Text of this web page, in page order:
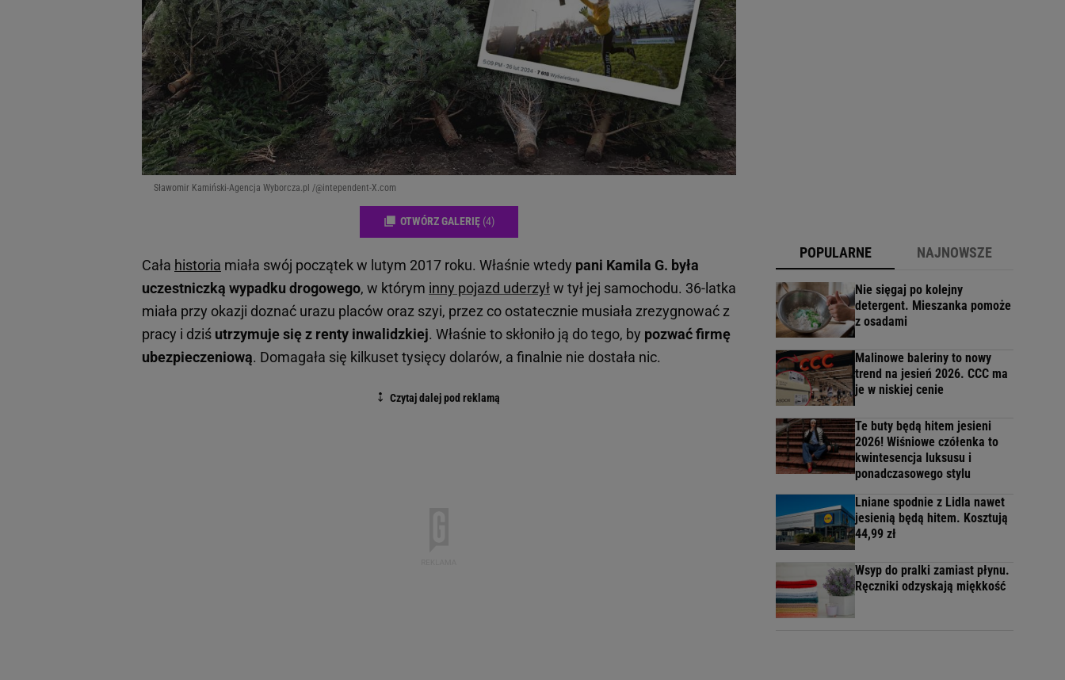
Sławomir Kamiński-Agencja Wyborcza.pl /@intependent-X.com
OTWÓRZ GALERIĘ (4)
Cała historia miała swój początek w lutym 2017 roku. Właśnie wtedy pani Kamila G. była
uczestniczką wypadku drogowego, w którym inny pojazd uderzyłw tył jej samochodu. 36-latka
miała przy okazji doznać urazu placów oraz szyi, przez co ostatecznie musiała zrezygnować z
pracy i dziś utrzymuje się z renty inwalidzkiej. Właśnie to skłoniło ją do tego, by pozwać firmę
ubezpieczeniową. Domagała się kilkuset tysięcy dolarów, a finalnie nie dostała nic.
POPULARNE NAJNOWSZE
Nie sięgaj po kolejny
detergent. Mieszanka pomoże
z osadami
Malinowe baleriny to nowy
trend na jesień 2026. CCC ma
je w niskiej cenie
Te buty będą hitem jesieni
2026! Wiśniowe czółenka to
kwintesencja luksusu i
ponadczasowego stylu
Lniane spodnie z Lidla nawet
jesienią będą hitem. Kosztują
44,99 zł
Wsyp do pralki zamiast płynu.
Ręczniki odzyskają miękkość